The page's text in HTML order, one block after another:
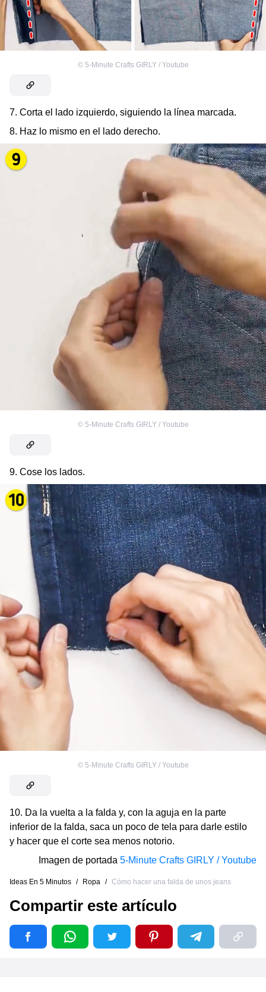
© 5-Minute Crafts GIRLY / Youtube
7. Corta el lado izquierdo, siguiendo la línea marcada.
8. Haz lo mismo en el lado derecho.
© 5-Minute Crafts GIRLY / Youtube
9. Cose los lados.
© 5-Minute Crafts GIRLY / Youtube
10. Da la vuelta a la falda y, con la aguja en la parte
inferior de la falda, saca un poco de tela para darle estilo
y hacer que el corte sea menos notorio.
Imagen de portada 5-Minute Crafts GIRLY / Youtube
Ideas En 5 Minutos / Ropa / Cómo hacer una falda de unos jeans
Compartir este artículo